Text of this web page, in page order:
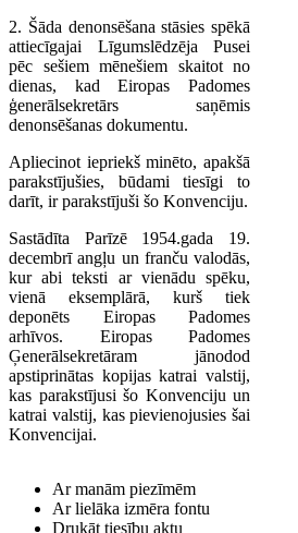
2. Šāda denonsēšana stāsies spēkā
attiecīgajai Līgumslēdzēja Pusei
pēc sešiem mēnešiem skaitot no
dienas, kad Eiropas Padomes
ģenerālsekretārs saņēmis
denonsēšanas dokumentu.
Apliecinot iepriekš minēto, apakšā
parakstījušies, būdami tiesīgi to
darīt, ir parakstījuši šo Konvenciju.
Sastādīta Parīzē 1954.gada 19.
decembrī angļu un franču valodās,
kur abi teksti ar vienādu spēku,
vienā eksemplārā, kurš tiek
deponēts Eiropas Padomes
arhīvos. Eiropas Padomes
Ģenerālsekretāram jānodod
apstiprinātas kopijas katrai valstij,
kas parakstījusi šo Konvenciju un
katrai valstij, kas pievienojusies šai
Konvencijai.
Ar manām piezīmēm
Ar lielāka izmēra fontu
Drukāt tiesību aktu